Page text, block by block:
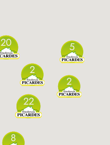
22
20
2
8
2
5